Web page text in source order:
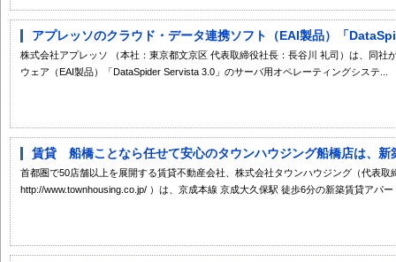
アプレッソのクラウド・データ連携ソフト（EAI製品）「
株式会社アプレッソ （本社：東京都文京区 代表取締役社長：長谷川 礼司）は、同社
ウェア（EAI製品）「DataSpider Servista 3.0」のサーバ用オペレーティングシステ...
賃貸 船橋ことなら任せて安心のタウンハウジング船橋店は、新
首都圏で50店舗以上を展開する賃貸不動産会社、株式会社タウンハウジング（代表取
http://www.townhousing.co.jp/ ）は、京成本線 京成大久保駅 徒歩6分の新築賃貸アパ